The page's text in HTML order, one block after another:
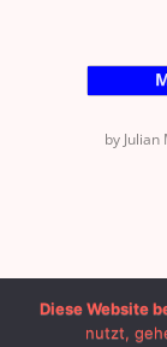
by
Diese Website
nutzt,